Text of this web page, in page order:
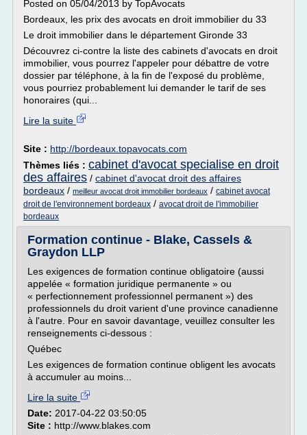
Posted on 05/04/2013 by TopAvocats
Bordeaux, les prix des avocats en droit immobilier du 33
Le droit immobilier dans le département Gironde 33
Découvrez ci-contre la liste des cabinets d'avocats en droit
immobilier, vous pourrez l'appeler pour débattre de votre
dossier par téléphone, à la fin de l'exposé du problème,
vous pourriez probablement lui demander le tarif de ses
honoraires (qui...
Lire la suite
Site : http://bordeaux.topavocats.com
Thèmes liés : cabinet d'avocat specialise en droit
des affaires / cabinet d'avocat droit des affaires
bordeaux / meilleur avocat droit immobilier bordeaux / cabinet avocat
droit de l'environnement bordeaux / avocat droit de l'immobilier
bordeaux
Formation continue - Blake, Cassels &
Graydon LLP
Les exigences de formation continue obligatoire (aussi
appelée « formation juridique permanente » ou
« perfectionnement professionnel permanent ») des
professionnels du droit varient d'une province canadienne
à l'autre. Pour en savoir davantage, veuillez consulter les
renseignements ci-dessous :
Québec
Les exigences de formation continue obligent les avocats
à accumuler au moins...
Lire la suite
Date: 2017-04-22 03:50:05
Site : http://www.blakes.com